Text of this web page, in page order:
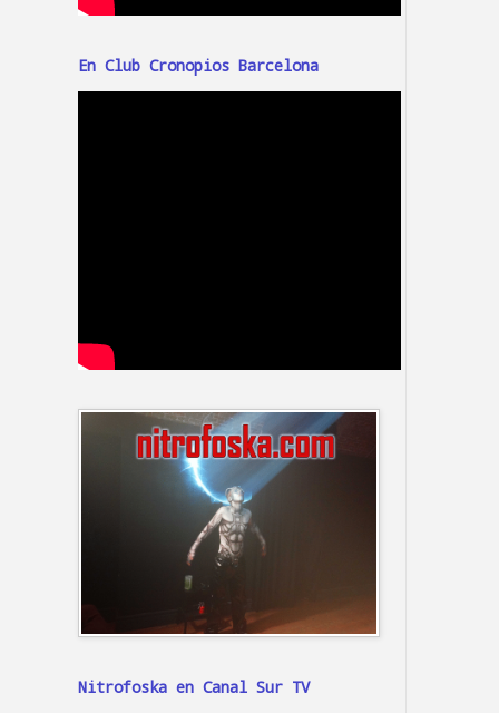
En Club Cronopios Barcelona
Nitrofoska en Canal Sur TV